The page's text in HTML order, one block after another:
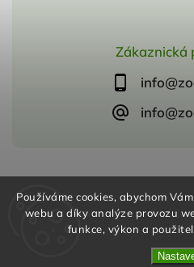
Používáme cookies, abychom
webu a díky analýze provozu
funkce, výkon a
Zákaznická
VytvořilShoptet |